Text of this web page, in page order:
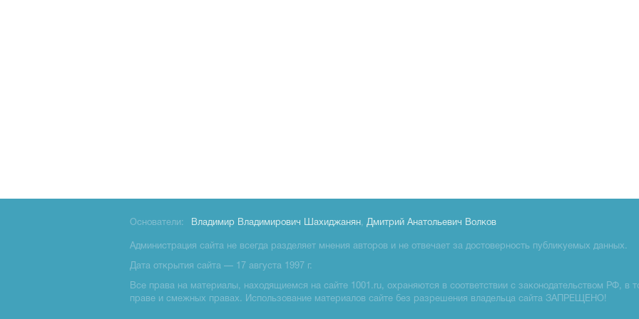
Основатели: Владимир Владимирович Шахиджанян, Дмитрий Анатольевич Волков
Администрация сайта не всегда разделяет мнения авторов и не отвечает за достоверность публикуемых данных.
Дата открытия сайта — 17 августа 1997 г.
Все права на материалы, находящиемся на сайте 1001.ru, охраняются в соответствии с законодательством РФ, в
праве и смежных правах. Использование материалов сайте без разрешения владельца сайта ЗАПРЕЩЕНО!